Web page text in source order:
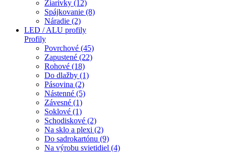
Žiarivky (12)
Spájkovanie (8)
Náradie (2)
LED / ALU profily
Profily
Povrchové (45)
Zapustené (22)
Rohové (18)
Do dlažby (1)
Pásovina (2)
Nástenné (5)
Závesné (1)
Soklové (1)
Schodiskové (2)
Na sklo a plexi (2)
Do sadrokartónu (9)
Na výrobu svietidiel (4)